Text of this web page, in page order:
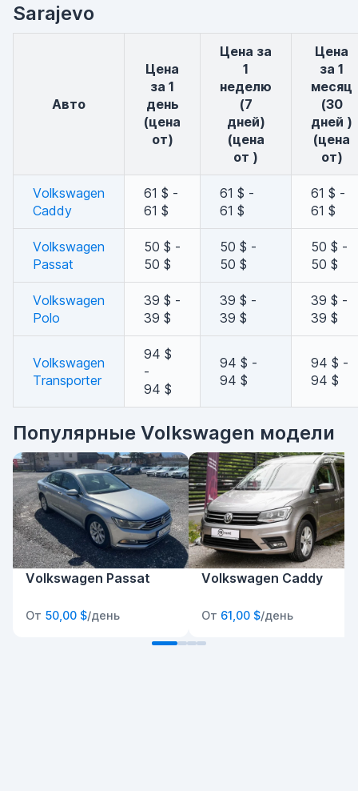
Sarajevo
авто
Цена
за 1
день
(цена
от)
Цена за
1
неделю
(7
дней)
(цена
от )
Цена
за 1
месяц
(30
дней )
(цена
от)
Volkswagen
Caddy
61 $ -
61 $
61 $ -
61 $
61 $ -
61 $
Volkswagen
Passat
50 $ -
50 $
50 $ -
50 $
50 $ -
50 $
Volkswagen
Polo
39 $ -
39 $
39 $ -
39 $
39 $ -
39 $
Volkswagen
Transporter
94 $
-
94 $
94 $ -
94 $
94 $ -
94 $
Популярные Volkswagen модели
Volkswagen Passat
От 50,00 $/день
Volkswagen Caddy
От 61,00 $/день